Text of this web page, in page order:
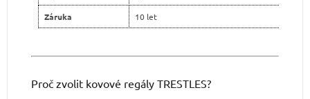
Záruka 10 let
Proč zvolit kovové regály TRESTLES?